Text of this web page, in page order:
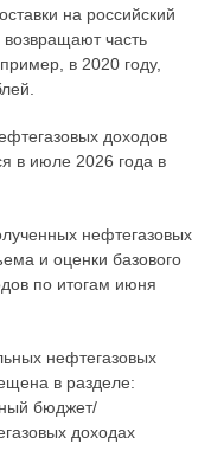
на российский
часть
в 2020 году,
доходов
в июле 2026 года в
нефтегазовых
и оценки базового
по итогам июня
нефтегазовых
в разделе:
бюджет/
доходах